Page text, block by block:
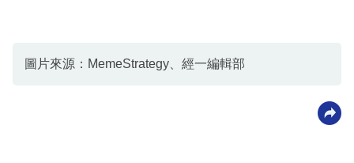
圖片來源：MemeStrategy、經一編輯部